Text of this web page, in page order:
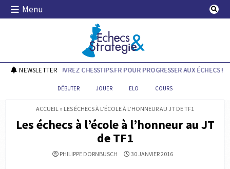
Skip
Menu
Echecs & Stratégie
NEWSLETTER
DÉCOUVREZ CHESSTIPS.FR POUR PROGRESSER AUX ÉCHECS !
DÉBUTER JOUER ELO COURS
ACCUEIL » LES ÉCHECS À L’ÉCOLE À L’HONNEUR AU JT DE TF1
Les échecs à l’école à l’honneur au JT
de TF1
PHILIPPE DORNBUSCH 30 JANVIER 2016